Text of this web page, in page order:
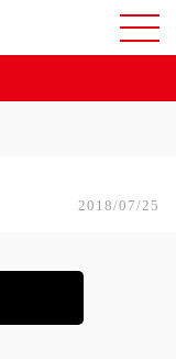
2018/07/25